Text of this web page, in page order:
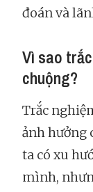
đoán và
Vì sao
chuộng?
Trắc
ảnh hưởng
ta có xu
mình,